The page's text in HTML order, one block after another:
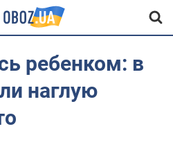
ребенком: в
наглую